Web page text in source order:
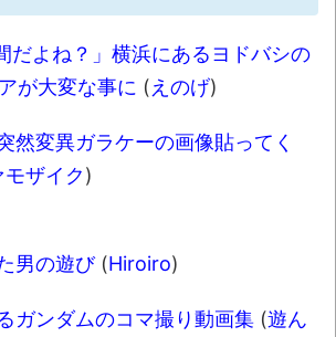
だよね？」横浜にあるヨドバシの
が大変な事に (えのげ)
然変異ガラケーの画像貼ってく
ザイク)
男の遊び(Hiroiro)
ガンダムのコマ撮り動画集 (遊ん